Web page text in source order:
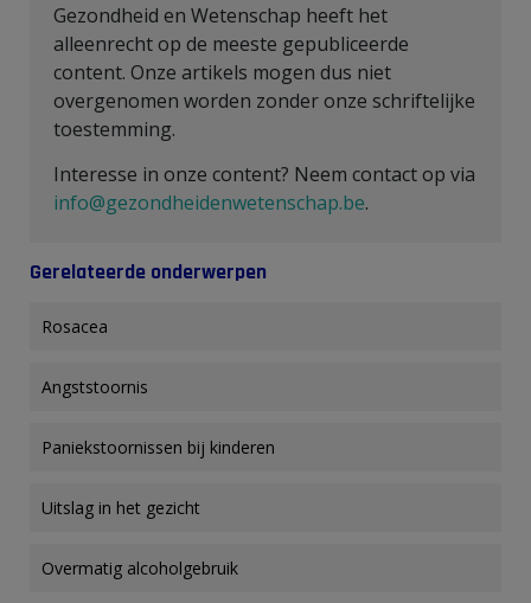
Gezondheid en Wetenschap heeft het
alleenrecht op de meeste gepubliceerde
content. Onze artikels mogen dus niet
overgenomen worden zonder onze schriftelijke
toestemming.
Interesse in onze content? Neem contact op via
info@gezondheidenwetenschap.be.
Gerelateerde onderwerpen
Rosacea
Angststoornis
Paniekstoornissen bij kinderen
Uitslag in het gezicht
Overmatig alcoholgebruik